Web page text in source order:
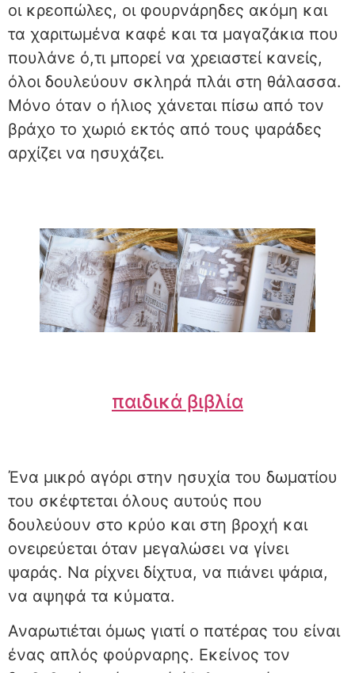
οι κρεοπώλες, οι φουρνάρηδες ακόμη και
τα χαριτωμένα καφέ και τα μαγαζάκια που
πουλάνε ό,τι μπορεί να χρειαστεί κανείς,
όλοι δουλεύουν σκληρά πλάι στη θάλασσα.
Μόνο όταν ο ήλιος χάνεται πίσω από τον
βράχο το χωριό εκτός από τους ψαράδες
αρχίζει να ησυχάζει.
παιδικά βιβλία
Ένα μικρό αγόρι στην ησυχία του δωματίου
του σκέφτεται όλους αυτούς που
δουλεύουν στο κρύο και στη βροχή και
ονειρεύεται όταν μεγαλώσει να γίνει
ψαράς. Να ρίχνει δίχτυα, να πιάνει ψάρια,
να αψηφά τα κύματα.
Αναρωτιέται όμως γιατί ο πατέρας του είναι
ένας απλός φούρναρης. Εκείνος τον